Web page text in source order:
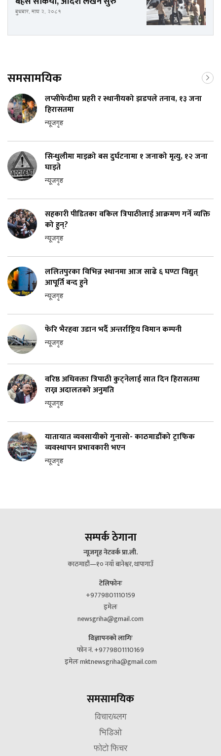
बुधबार, माघ २, २०८१
समसामयिक
लप्सीफेदीमा प्रहरी र स्थानीयको झडपले तनाव, १३ जना
हिरासतमा
न्यूजगृह
सिन्धुलीमा माइक्रो बस दुर्घटनामा १ जनाको मृत्यु, १२ जना
घाइते
न्यूजगृह
सहकारी पीडितका वकिल त्रिपाठीलाई आक्रमण गर्ने व्यक्ति
को हुन्?
न्यूजगृह
ललितपुरका विभिन्न स्थानमा आज साढे ६ घण्टा विद्युत्
आपूर्ति बन्द हुने
न्यूजगृह
फेरि भैरहवा उडान भर्दै अन्तर्राष्ट्रिय विमान कम्पनी
न्यूजगृह
वरिष्ठ अधिवक्ता त्रिपाठी कुट्नेलाई सात दिन हिरासतमा
राख्न अदालतको अनुमति
न्यूजगृह
यातायात व्यवसायीको गुनासो- काठमाडौंको ट्राफिक
व्यवस्थापन प्रभावकारी भएन
न्यूजगृह
सम्पर्क ठेगाना
न्यूजगृह नेटवर्क प्रा.ली.
काठमाडौं—१० नयाँ बानेश्वर, थापागाउँ
टेलिफोनः
+9779801110159
इमेलः
newsgriha@gmail.com
विज्ञापनको लागिः
फोन नं. +9779801110169
इमेलः mktnewsgriha@gmail.com
समसामयिक
विचार/ब्लग
भिडिओ
फोटो फिचर